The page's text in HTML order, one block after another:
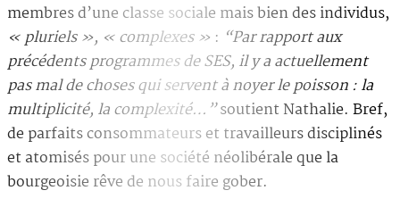
membres d’une classe sociale mais bien des individus,
« pluriels », « complexes » : “Par rapport aux
précédents programmes de SES, il y a actuellement
pas mal de choses qui servent à noyer le poisson : la
multiplicité, la complexité…”soutient Nathalie. Bref,
de parfaits consommateurs et travailleurs disciplinés
et atomisés pour une société néolibérale que la
bourgeoisie rêve de nous faire gober.